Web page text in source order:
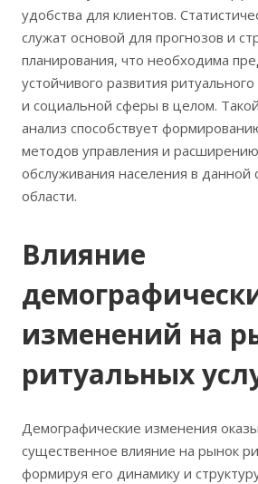
удобства для клиентов.
служат основой для прогнозов и
планирования, что необходима
устойчивого развития
и социальной сферы в целом.
анализ способствует
методов управления и
обслуживания населения в данной
области.
Влияние
изменений на
ритуальных
Демографические изменения
существенное влияние на рынок
формируя его динамику и